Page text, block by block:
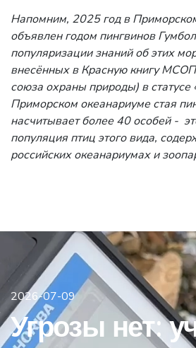
Напомним, 2025 год в
объявлен годом пингвинов
популяризации знаний об этих
внесённых в Красную книгу
союза охраны природы) в статусе
Приморском океанариуме стая
насчитывает более 40 особей -
популяция птиц этого вида,
российских океанариумах и
2026-07-09
Угрозы нет: